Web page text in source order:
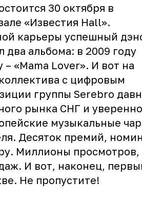
30 октября в
«Известия Hall».
карьеры успешный
два альбома: в 2009 году
«Mama Lover». И вот на
с цифровым
группы Serebro
рынка СНГ и уверенно
музыкальные
Десяток премий,
Миллионы просмотров,
И вот, наконец,
Не пропустите!